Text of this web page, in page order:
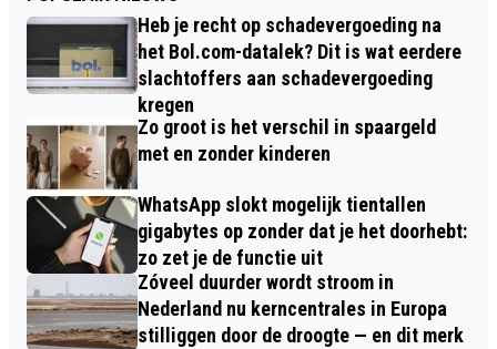
Heb je recht op schadevergoeding na
het Bol.com-datalek? Dit is wat eerdere
slachtoffers aan schadevergoeding
kregen
Zo groot is het verschil in spaargeld
met en zonder kinderen
WhatsApp slokt mogelijk tientallen
gigabytes op zonder dat je het doorhebt:
zo zet je de functie uit
Zóveel duurder wordt stroom in
Nederland nu kerncentrales in Europa
stilliggen door de droogte — en dit merk